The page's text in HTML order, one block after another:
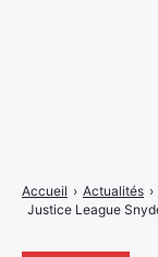
Accueil › Actualités ›
Justice League